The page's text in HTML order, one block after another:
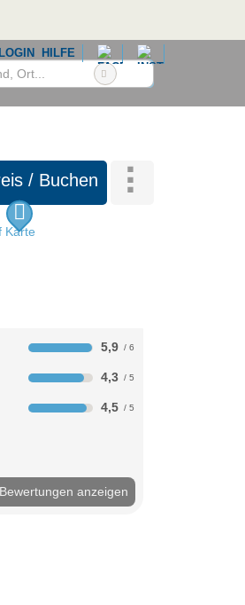
HILFE
/ Buchen
5,9
4,3
4,5
anzeigen